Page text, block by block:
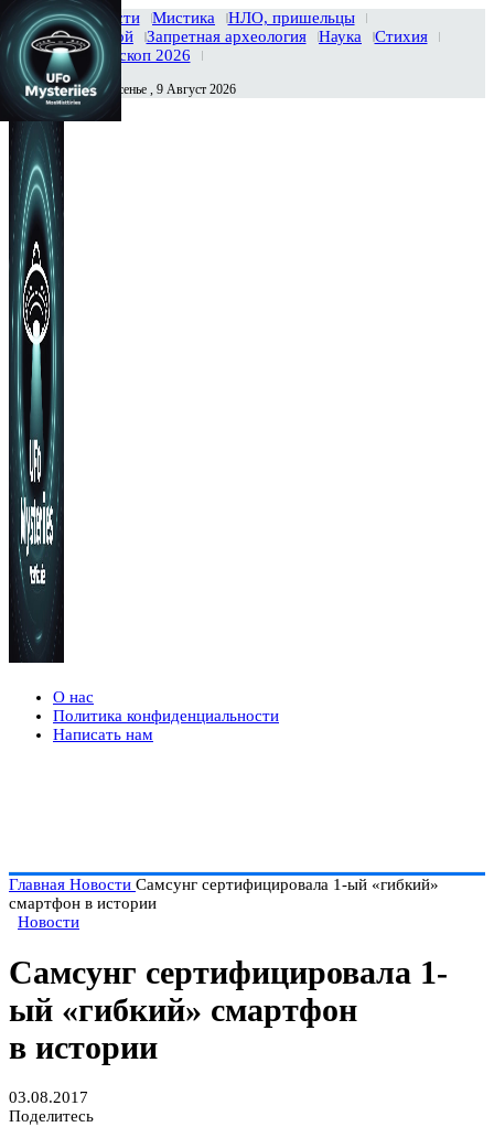
Главная Новости Мистика
НЛО, пришельцы
Тайны вселенной
Запретная археология Наука
Стихия
История
Гороскоп 2026
Сегодня Воскресенье , 9 Август 2026
О нас
Политика конфиденциальности
Написать нам
Главная Новости Самсунг сертифицировала 1-ый «гибкий»
смартфон в истории
Новости
Самсунг сертифицировала 1-
ый «гибкий» смартфон
в истории
03.08.2017
Поделитесь